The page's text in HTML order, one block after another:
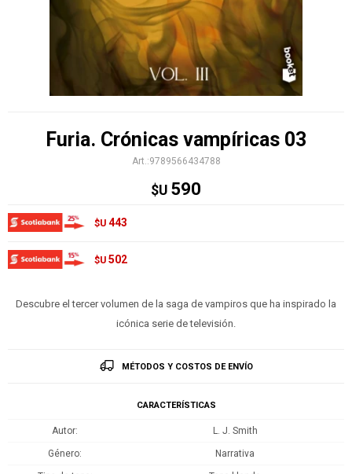
Furia. Crónicas vampíricas 03
9789566434788
$U 590
$U 443
$U 502
Descubre el tercer volumen de la saga de vampiros que ha inspirado la
icónica serie de televisión.
MÉTODOS Y COSTOS DE ENVÍO
CARACTERÍSTICAS
Autor L. J. Smith
Género Narrativa